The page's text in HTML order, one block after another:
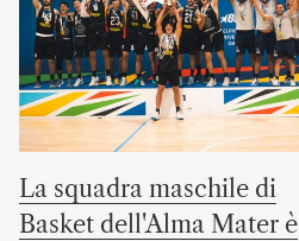
La squadra maschile di
Basket dell'Alma Mater è